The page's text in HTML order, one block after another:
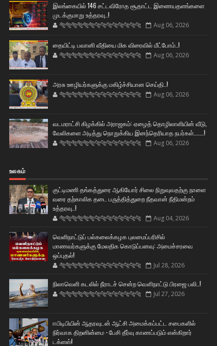
இலங்கையில் 146 சட்டவிரோத சூதாட்ட இணையதளங்களை
முடக்குமாறு உத்தரவு..!
🐅🐅🐅🐅🐅🐅🐆🐆🐆🐆🐆🐆🐆🐆 Aug 06, 2026
தையிட்டி பவானி வீதியை மிக விரைவில் மீட்போம்..!
🐅🐅🐅🐅🐅🐅🐆🐆🐆🐆🐆🐆🐆🐆 Aug 06, 2026
அரசு ஊழியர்களுக்கு மகிழ்ச்சியான செய்தி..!
🐅🐅🐅🐅🐅🐅🐆🐆🐆🐆🐆🐆🐆🐆 Aug 06, 2026
வடமராட்சி கிழக்கில் அராஜகம்: ஏழைத் தொழிலாளியின் வீடு,
வேலிகளை அடித்து நொறுக்கிய இனந்தெரியாத நபர்கள்.......!
🐅🐅🐅🐅🐅🐅🐆🐆🐆🐆🐆🐆🐆🐆 Aug 06, 2026
உலகம்
குட்டிமணி தங்கத்துரை ஆகியோர் சிலை நிறுவுவதற்கு நாளை
வரை தற்காலிக தடை பருத்தித்துறை நீதவான் நீதிமன்றம்
உத்தரவு..!
🐅🐅🐅🐅🐅🐅🐆🐆🐆🐆🐆🐆🐆🐆 Aug 04, 2026
வெளிநாட்டுப் பல்கலைக்கழக புலமைப்பரிசில்
மாணவர்களுக்கு மேலதிக கொடுப்பனவு: அமைச்சரவை
ஒப்புதல்!
🐅🐅🐅🐅🐅🐅🐆🐆🐆🐆🐆🐆🐆🐆 Jul 28, 2026
நிலாவெளி கடலில் நீராடச் சென்ற வௌிநாட்டு பிரஜை பலி..!
🐅🐅🐅🐅🐅🐅🐆🐆🐆🐆🐆🐆🐆🐆 Jul 27, 2026
ஈபிடிபியின் ஆதரவுடன் ஆட்சி அமைக்கப்பட்ட சபைகளில்
நிர்வாக திறனின்மை - பேசி தீர்வு காணப்படும் என்கிறார்
டக்ளஸ்!